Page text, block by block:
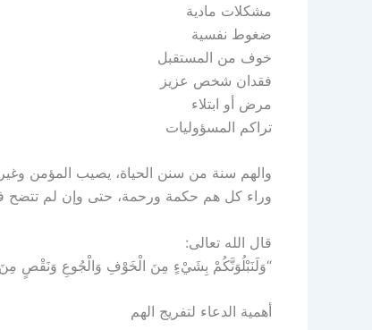
مشكلات مادية
ضغوط نفسية
خوف من المستقبل
فقدان شخص عزيز
مرض أو ابتلاء
تراكم المسؤوليات
والهم سنة من سنن الحياة، يصيب المؤمن
وراء كل هم حكمة ورحمة، حتى وإن لم تتضح
قال الله تعالى:
“وَلَنَبْلُوَنَّكُمْ بِشَيْءٍ مِنَ الْخَوْفِ وَالْجُوعِ وَنَقْصٍ مِنَ
أهمية الدعاء لتفريج الهم